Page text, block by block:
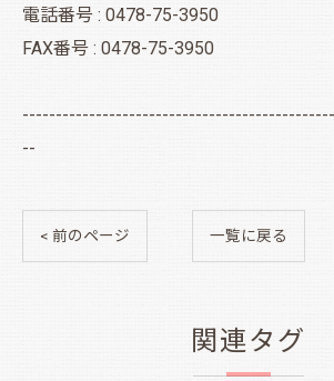
電話番号 : 0478-75-3950
FAX番号 : 0478-75-3950
--
< 前のページ 一覧に戻る
関連タグ